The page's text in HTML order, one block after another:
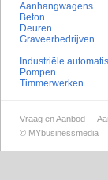
Aanhangwagens
Beton
Deuren
Graveerbedrijven
Industriële
Pompen
Timmerwerken
Vraag en Aanbod
© MYbusinessmedia